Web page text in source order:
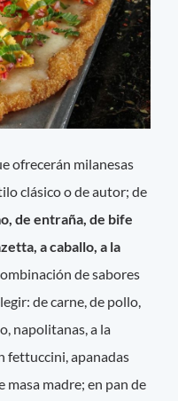
ofrecerán milanesas
clásico o de autor; de
de entraña, de bife
a caballo, a la
de sabores
de carne, de pollo,
napolitanas, a la
fettuccini, apanadas
masa madre; en pan de